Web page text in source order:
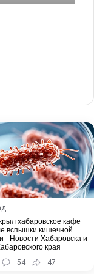
хабаровское кафе
вспышки кишечной
- Новости Хабаровска и
края
54 47